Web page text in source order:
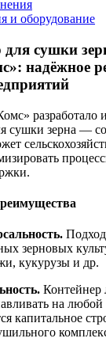
и оборудование
для сушки
надёжное
разработало
сушки зерна —
зерновых
кукурузы и др.
Контейнер
на любой
капитальное